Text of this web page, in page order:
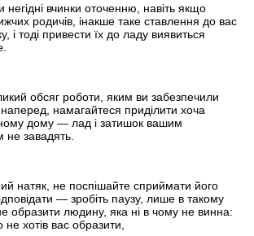
вчинки оточенню, навіть якщо
родичів, інакше таке ставлення до вас
і тоді привести їх до ладу виявиться
обсяг роботи, яким ви забезпечили
наперед, намагайтеся приділити хоча
дому — лад і затишок вашим
завадять.
натяк, не поспішайте сприймати його
— зробіть паузу, лише в такому
образити людину, яка ні в чому не винна:
хотів вас образити,